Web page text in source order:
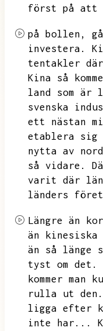
först på
på bollen,
investera.
tentakler
Kina så
land som är
svenska
ett nästan
etablera sig
nytta av
så vidare.
varit där
länders
Längre än
än kinesiska
än så länge
tyst om det.
kommer
rulla ut den.
ligga efter
inte har...